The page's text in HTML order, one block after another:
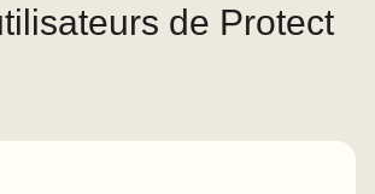
de Protect